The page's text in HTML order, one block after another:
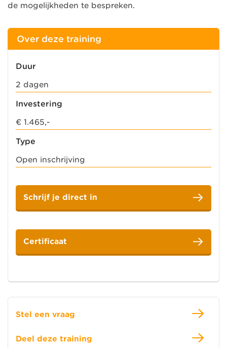
de mogelijkheden te bespreken.
Over deze training
Duur
2 dagen
Investering
€ 1.465,-
Type
Open inschrijving
Schrijf je direct in
Certificaat
Stel een vraag
Deel deze training